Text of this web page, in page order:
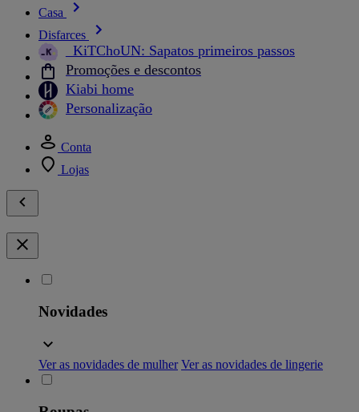
Casa
Disfarces
_KiTChoUN: Sapatos primeiros passos
Promoções e descontos
Kiabi home
Personalização
Conta
Lojas
Novidades
Ver as novidades de mulher Ver as novidades de lingerie